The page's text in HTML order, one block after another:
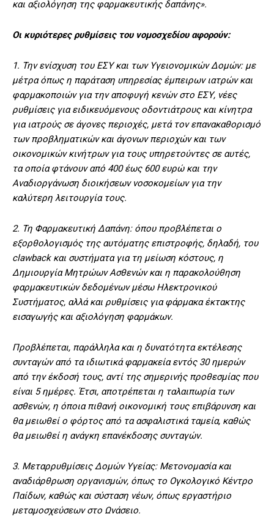
και αξιολόγηση της φαρμακευτικής δαπάνης».
Οι κυριότερες ρυθμίσεις του νομοσχεδίου αφορούν:
1. Την ενίσχυση του ΕΣΥ και των Υγειονομικών Δομών: με
μέτρα όπως η παράταση υπηρεσίας έμπειρων ιατρών και
φαρμακοποιών για την αποφυγή κενών στο ΕΣΥ, νέες
ρυθμίσεις για ειδικευόμενους οδοντιάτρους και κίνητρα
για ιατρούς σε άγονες περιοχές, μετά τον επανακαθορισμό
των προβληματικών και άγονων περιοχών και των
οικονομικών κινήτρων για τους υπηρετούντες σε αυτές,
τα οποία φτάνουν από 400 έως 600 ευρώ και την
Αναδιοργάνωση διοικήσεων νοσοκομείων για την
καλύτερη λειτουργία τους.
2. Τη Φαρμακευτική Δαπάνη: όπου προβλέπεται ο
εξορθολογισμός της αυτόματης επιστροφής, δηλαδή, του
clawback και συστήματα για τη μείωση κόστους, η
Δημιουργία Μητρώων Ασθενών και η παρακολούθηση
φαρμακευτικών δεδομένων μέσω Ηλεκτρονικού
Συστήματος, αλλά και ρυθμίσεις για φάρμακα έκτακτης
εισαγωγής και αξιολόγηση φαρμάκων.
Προβλέπεται, παράλληλα και η δυνατότητα εκτέλεσης
συνταγών από τα ιδιωτικά φαρμακεία εντός 30 ημερών
από την έκδοσή τους, αντί της σημερινής προθεσμίας που
είναι 5 ημέρες. Έτσι, αποτρέπεται η ταλαιπωρία των
ασθενών, η όποια πιθανή οικονομική τους επιβάρυνση και
θα μειωθεί ο φόρτος από τα ασφαλιστικά ταμεία, καθώς
θα μειωθεί η ανάγκη επανέκδοσης συνταγών.
3. Μεταρρυθμίσεις Δομών Υγείας: Μετονομασία και
αναδιάρθρωση οργανισμών, όπως το Ογκολογικό Κέντρο
Παίδων, καθώς και σύσταση νέων, όπως εργαστήριο
μεταμοσχεύσεων στο Ωνάσειο.